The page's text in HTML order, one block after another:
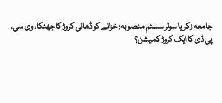
جامعہ زکریا سولر سسٹم منصوبہ: خزانے کو ڈھائی کروڑ کا جھٹکا، وی سی،
پی ڈی کا ایک کروڑ کمیشن؟